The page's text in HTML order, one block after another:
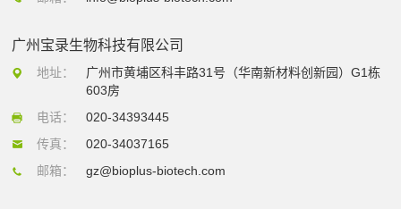
广州宝录生物科技有限公司
地址：
广州市黄埔区科丰路31号（华南新材料创新园）G1栋
603房
电话：
020-34393445
传真：
020-34037165
邮箱：
gz@bioplus-biotech.com